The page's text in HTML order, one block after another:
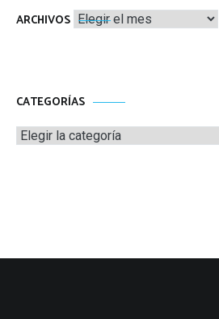
ARCHIVOS Archivos
CATEGORÍAS
Categorías